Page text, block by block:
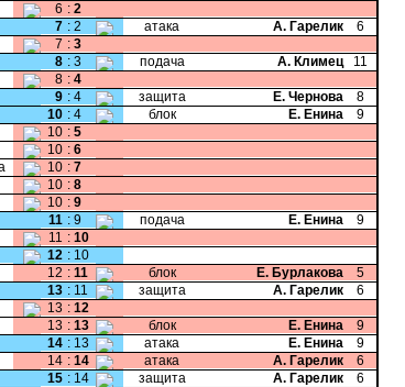
6 : 2
7 : 2 атака А. Гарелик
6
7 : 3
8 : 3 подача А. Климец
11
8 : 4
9 : 4 защита Е. Чернова
8
10 : 4 блок Е. Енина
9
10 : 5
10 : 6
10 : 7
10 : 8
10 : 9
11 : 9 подача Е. Енина
9
11 : 10
12 : 10
12 : 11 блок Е. Бурлакова
5
13 : 11 защита А. Гарелик
6
13 : 12
13 : 13 блок Е. Енина
9
14 : 13 атака Е. Енина
9
14 : 14 атака А. Гарелик
6
15 : 14 защита А. Гарелик
6